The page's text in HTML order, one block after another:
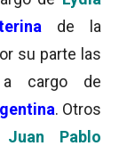
de la
su parte las
cargo de
. Otros
Juan Pablo